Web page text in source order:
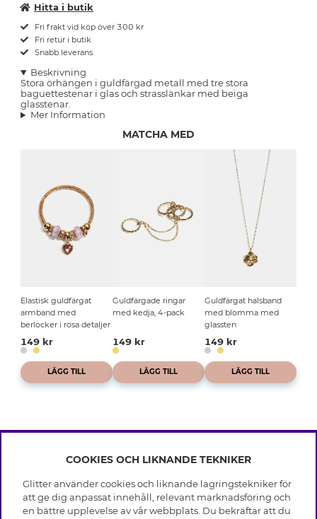
Hitta i butik
Fri frakt vid köp över 300 kr
Fri retur i butik
Snabb leverans
Beskrivning
Stora örhängen i guldfärgad metall med tre stora
baguettestenar i glas och strasslänkar med beiga
glasstenar.
Mer Information
MATCHA MED
Elastisk guldfärgat
armband med
berlocker i rosa detaljer
149 kr
LÄGG TILL
Guldfärgade ringar
med kedja, 4-pack
149 kr
LÄGG TILL
Guldfärgat halsband
med blomma med
glassten
149 kr
LÄGG TILL
INFO
Leverans
Villkor
OM GLITTER
COOKIES OCH LIKNANDE TEKNIKER
Glitter använder cookies och liknande lagringstekniker för
att ge dig anpassat innehåll, relevant marknadsföring och
en bättre upplevelse av vår webbplats. Du bekräftar att du